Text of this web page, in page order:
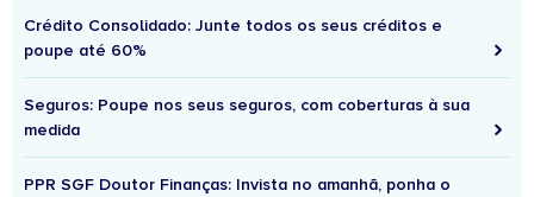
Crédito Consolidado: Junte todos os seus créditos e
poupe até 60%
Seguros: Poupe nos seus seguros, com coberturas à sua
medida
PPR SGF Doutor Finanças: Invista no amanhã, ponha o